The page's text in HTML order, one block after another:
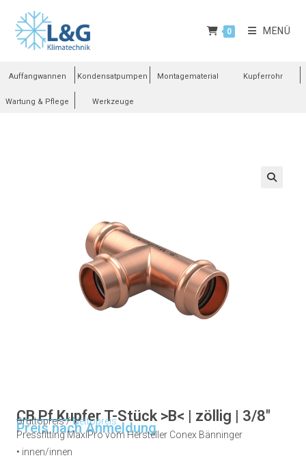
0 MENÜ
Auffangwannen Kondensatpumpen Montagematerial Kupferrohr
Wartung & Pflege Werkzeuge
CB Pf Kupfer T-Stück >B< | zöllig | 3/8"
Bruttopreis /Nettopreis
Preis nach Anmeldung
Pressfitting MaxiPro vom Hersteller Conex Bänninger
• innen/innen